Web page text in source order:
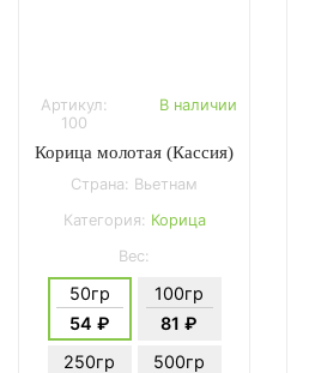
Артикул:
100
В наличии
Корица молотая (Кассия)
Страна: Вьетнам
Категория: Корица
Вес:
50гр
54 ₽
100гр
81 ₽
250гр
500гр